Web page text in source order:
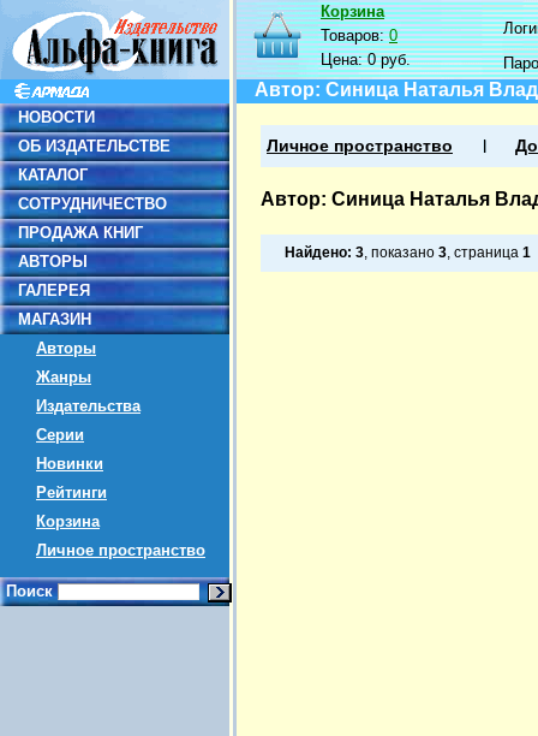
НОВОСТИ
ОБ ИЗДАТЕЛЬСТВЕ
КАТАЛОГ
СОТРУДНИЧЕСТВО
ПРОДАЖА КНИГ
АВТОРЫ
ГАЛЕРЕЯ
МАГАЗИН
Авторы
Жанры
Издательства
Серии
Новинки
Рейтинги
Корзина
Личное пространство
Поиск
Корзина
Товаров:0
Цена:0 руб.
Автор: Синица Наталья
Личное пространство
Автор: Синица Наталья
Найдено: 3, показано 3, страница 1